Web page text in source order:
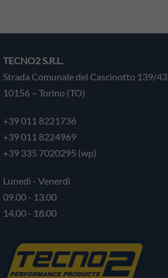
TECNO2 S.R.L.
Strada Comunale del Cascinotto 139/43
10156 – Torino (TO)
+39 011 8221736
+39 011 8224969
+39 335 7020295 (wp)
Lunedì - Venerdì
09.00 - 13.00
14.00 - 18.00